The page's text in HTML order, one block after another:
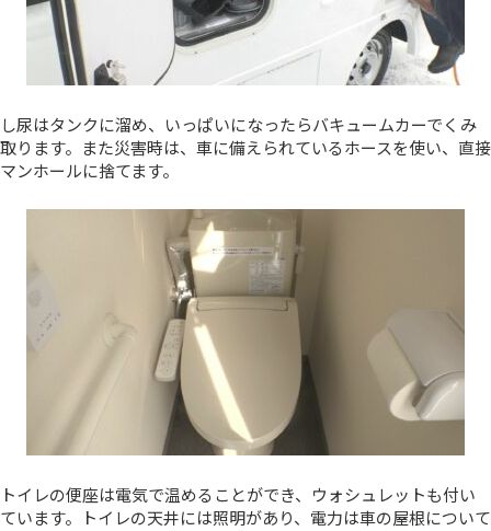
し尿はタンクに溜め、いっぱいになったらバキュームカーでくみ
取ります。また災害時は、車に備えられているホースを使い、直接
マンホールに捨てます。
トイレの便座は電気で温めることができ、ウォシュレットも付い
ています。トイレの天井には照明があり、電力は車の屋根について